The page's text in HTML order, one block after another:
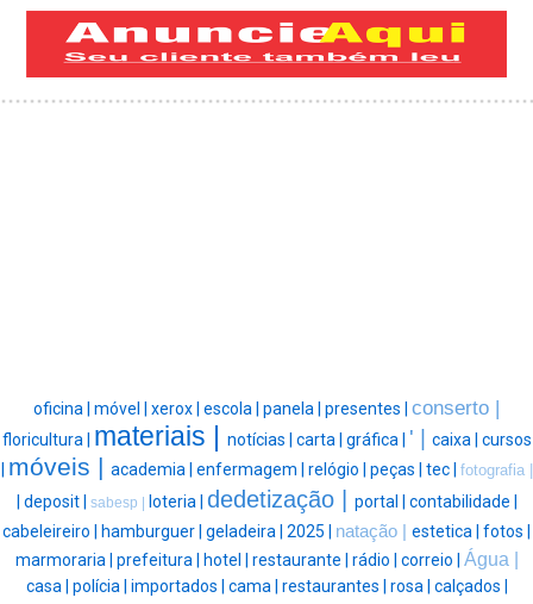
oficina | móvel | xerox | escola | panela | presentes | conserto |
floricultura | materiais | notícias | carta | gráfica | ' | caixa | cursos
móveis | academia | enfermagem | relógio | peças | tec | fotografia |
deposit | sabesp | loteria | dedetização | portal | contabilidade |
cabeleireiro |
hamburguer | geladeira | 2025 | natação | estetica | fotos |
marmoraria | prefeitura | hotel | restaurante | rádio | correio | Água |
casa | polícia | importados | cama | restaurantes | rosa | calçados |